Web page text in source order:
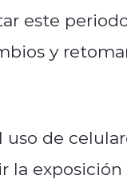
este
y
de
la